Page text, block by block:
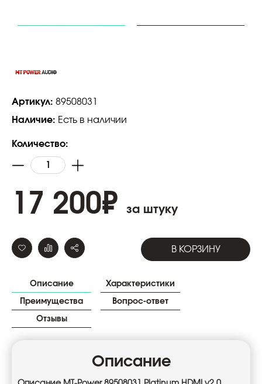
Артикул: 89508031
Наличие: Есть в наличии
Количество:
17 200₽ за штуку
В КОРЗИНУ
Описание Характеристики
Преимущества Вопрос-ответ
Отзывы
Описание